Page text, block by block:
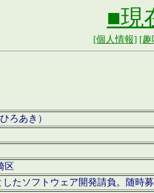
■現
[個人情報] [趣
ろあき）
区
したソフトウェア開発請負。随時